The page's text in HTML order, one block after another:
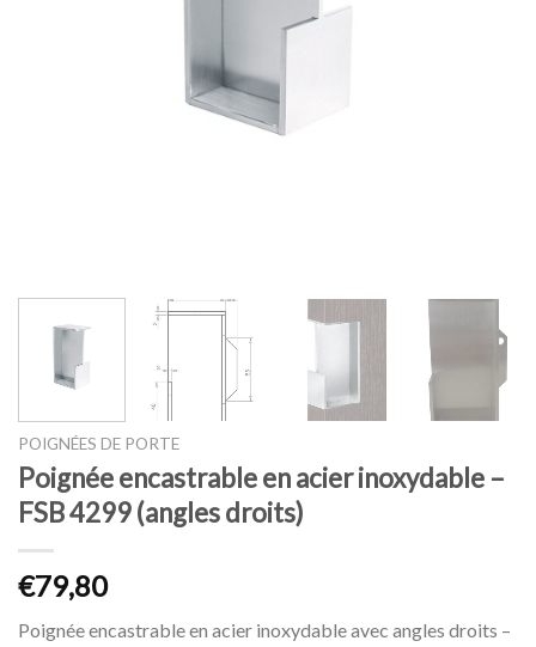
POIGNÉES DE PORTE
Poignée encastrable en acier inoxydable –
FSB 4299 (angles droits)
€79,80
Poignée encastrable en acier inoxydable avec angles droits –